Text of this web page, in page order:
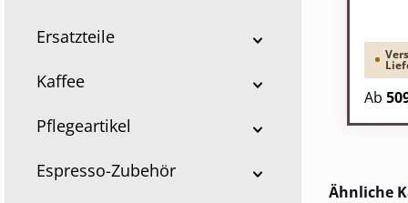
Ersatzteile
Kaffee
Pflegeartikel
Espresso-Zubehör
Ab
Ähnliche